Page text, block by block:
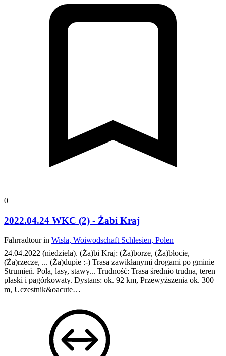
0
2022.04.24 WKC (2) - Żabi Kraj
Fahrradtour in Wisla, Woiwodschaft Schlesien, Polen
24.04.2022 (niedziela). (Ża)bi Kraj: (Ża)borze, (Ża)błocie,
(Ża)rzecze, ... (Ża)dupie :-) Trasa zawikłanymi drogami po gminie
Strumień. Pola, lasy, stawy... Trudność: Trasa średnio trudna, teren
płaski i pagórkowaty. Dystans: ok. 92 km, Przewyższenia ok. 300
m, Uczestnik&oacute…